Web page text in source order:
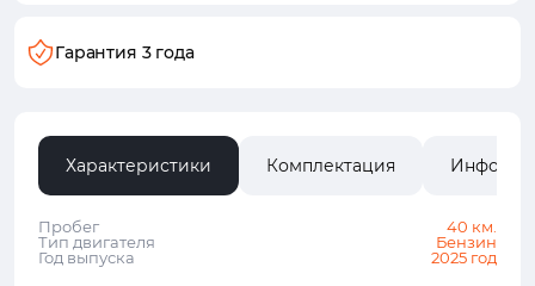
Гарантия 3 года
Характеристики Комплектация
Пробег
40 км.
Тип двигателя
Бензин
Год выпуска
2025 год